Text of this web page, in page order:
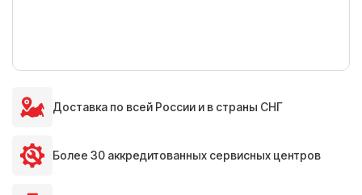
Доставка по всей России и в страны СНГ
Более 30 аккредитованных сервисных центров